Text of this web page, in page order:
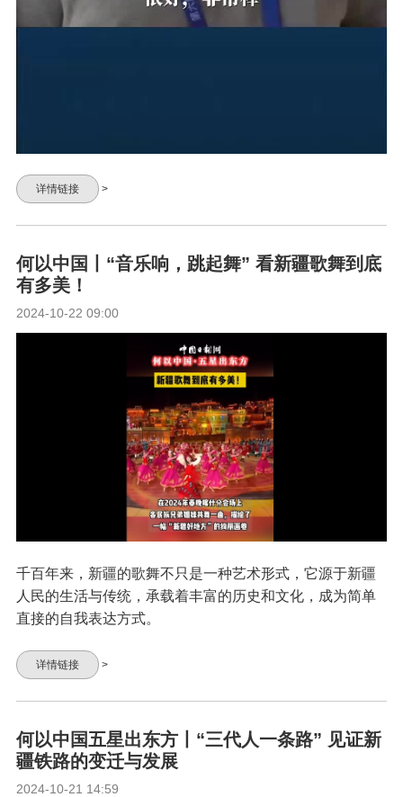
详情链接 >
何以中国丨“音乐响，跳起舞” 看新疆歌舞到底
有多美！
2024-10-22 09:00
千百年来，新疆的歌舞不只是一种艺术形式，它源于新疆
人民的生活与传统，承载着丰富的历史和文化，成为简单
直接的自我表达方式。
详情链接 >
何以中国五星出东方丨“三代人一条路” 见证新
疆铁路的变迁与发展
2024-10-21 14:59